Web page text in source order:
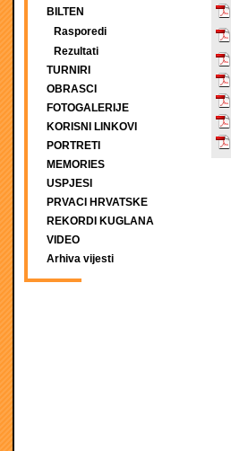
BILTEN
Rasporedi
Rezultati
TURNIRI
OBRASCI
FOTOGALERIJE
KORISNI LINKOVI
PORTRETI
MEMORIES
USPJESI
PRVACI HRVATSKE
REKORDI KUGLANA
VIDEO
Arhiva vijesti